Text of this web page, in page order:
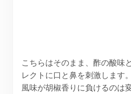
こちらはそのまま、酢の酸味
レクトに口と鼻を刺激します
風味が胡椒香りに負けるのは